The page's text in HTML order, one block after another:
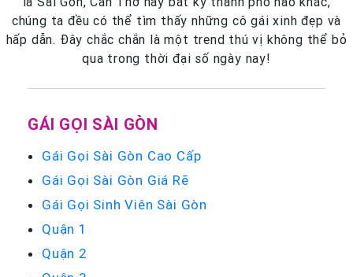
chúng ta đều có thể tìm thấy những cô gái xinh đẹp và
hấp dẫn. Đây chắc chắn là một trend thú vị không thể bỏ
qua trong thời đại số ngày nay!
GÁI GỌI SÀI GÒN
Gái Gọi Sài Gòn Cao Cấp
Gái Gọi Sài Gòn Giá Rẽ
Gái Gọi Sinh Viên Sài Gòn
Quận 1
Quận 2